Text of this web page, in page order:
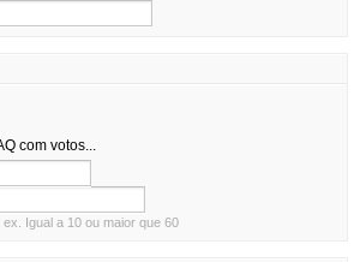
com votos...
ex. Igual a 10 ou maior que 60